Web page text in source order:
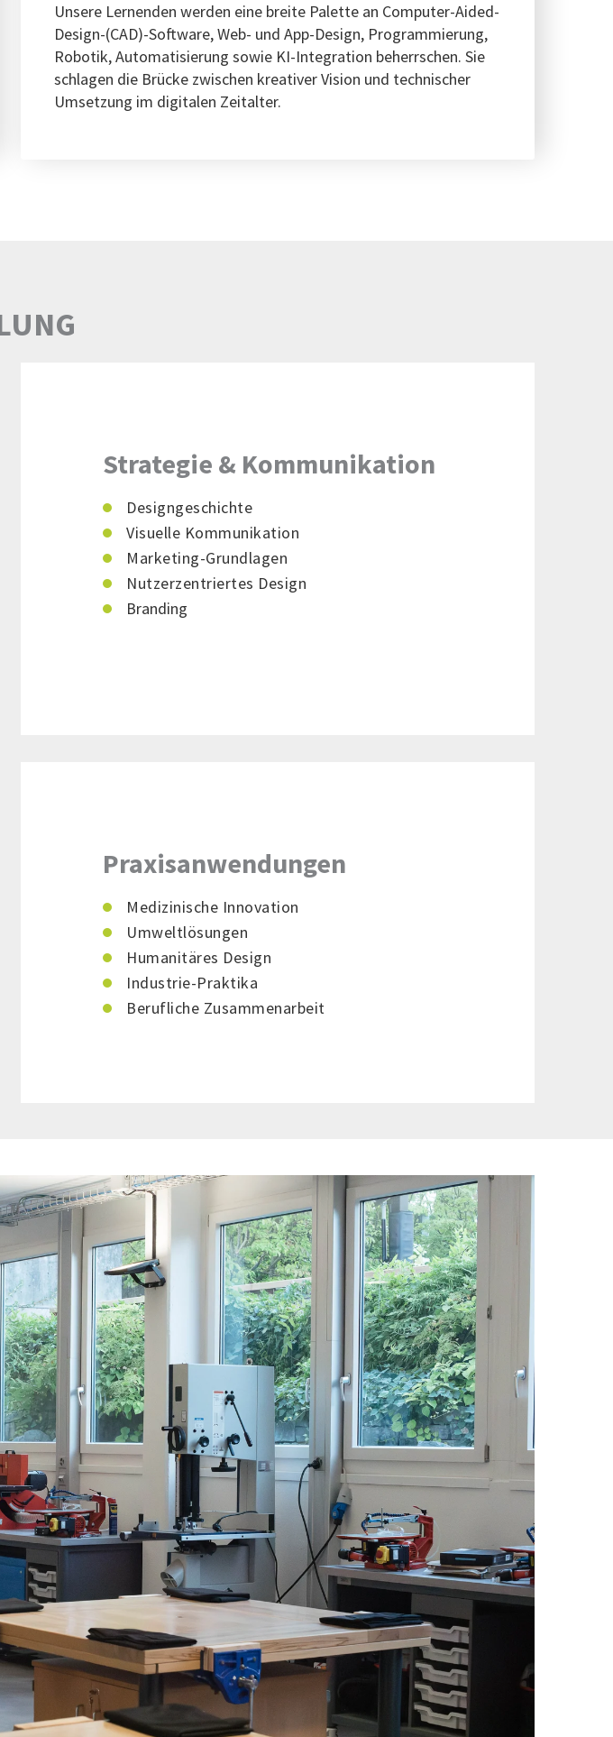
Unsere Lernenden werden eine breite Palette an Computer-Aided-
Design-(CAD)-Software, Web- und App-Design, Programmierung,
Robotik, Automatisierung sowie KI-Integration beherrschen. Sie
schlagen die Brücke zwischen kreativer Vision und technischer
Umsetzung im digitalen Zeitalter.
Strategie & Kommunikation
Designgeschichte
Visuelle Kommunikation
Marketing-Grundlagen
Nutzerzentriertes Design
Branding
Praxisanwendungen
Medizinische Innovation
Umweltlösungen
Humanitäres Design
Industrie-Praktika
Berufliche Zusammenarbeit